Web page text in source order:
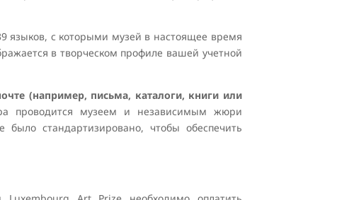
языков, с которыми музей в настоящее время
в творческом профиле вашей учетной
(например, письма, каталоги, книги или
проводится музеем и независимым жюри
было стандартизировано, чтобы обеспечить